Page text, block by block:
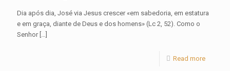
Dia após dia, José via Jesus crescer «em sabedoria, em estatura
e em graça, diante de Deus e dos homens» (Lc 2, 52). Como o
Senhor[…]
Read more